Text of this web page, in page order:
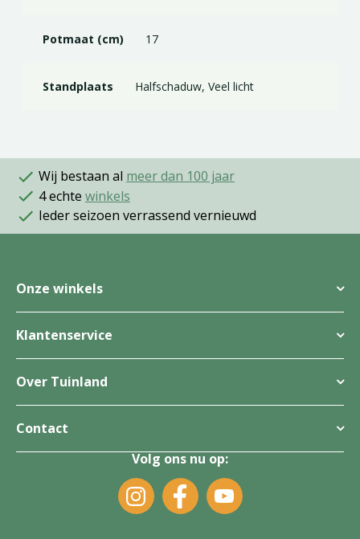
Potmaat (cm) 17
Standplaats Halfschaduw, Veel licht
Wij bestaan al meer dan 100 jaar
4 echte winkels
Ieder seizoen verrassend vernieuwd
Onze winkels
Klantenservice
Over Tuinland
Contact
Volg ons nu op: